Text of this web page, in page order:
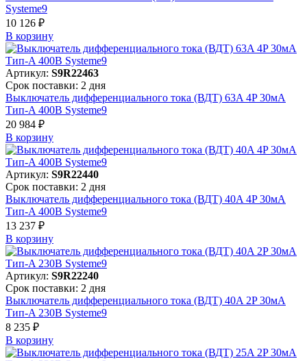
Systeme9
10 126 ₽
В корзинy
Артикул: S9R22463
Срок поставки: 2 дня
Выключатель дифференциального тока (ВДТ) 63A 4P 30мА
Тип-A 400В Systeme9
20 984 ₽
В корзинy
Артикул: S9R22440
Срок поставки: 2 дня
Выключатель дифференциального тока (ВДТ) 40A 4P 30мА
Тип-A 400В Systeme9
13 237 ₽
В корзинy
Артикул: S9R22240
Срок поставки: 2 дня
Выключатель дифференциального тока (ВДТ) 40A 2P 30мА
Тип-A 230В Systeme9
8 235 ₽
В корзинy